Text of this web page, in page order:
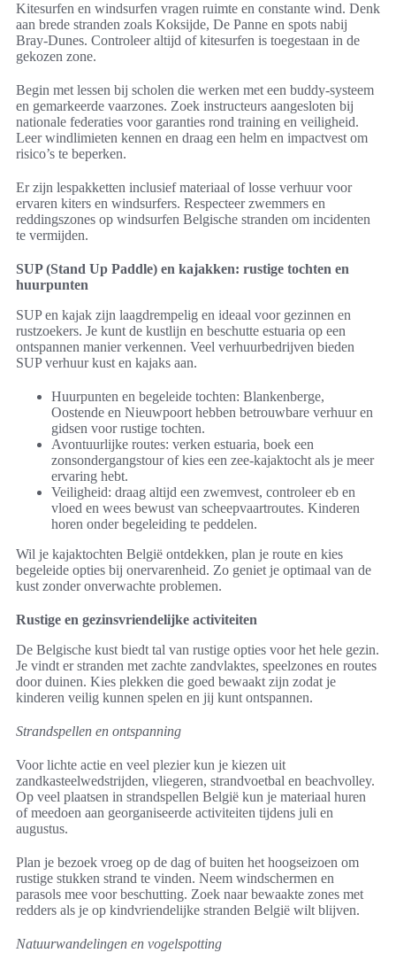
Kitesurfen en windsurfen vragen ruimte en constante wind. Denk
aan brede stranden zoals Koksijde, De Panne en spots nabij
Bray-Dunes. Controleer altijd of kitesurfen is toegestaan in de
gekozen zone.
Begin met lessen bij scholen die werken met een buddy-systeem
en gemarkeerde vaarzones. Zoek instructeurs aangesloten bij
nationale federaties voor garanties rond training en veiligheid.
Leer windlimieten kennen en draag een helm en impactvest om
risico’s te beperken.
Er zijn lespakketten inclusief materiaal of losse verhuur voor
ervaren kiters en windsurfers. Respecteer zwemmers en
reddingszones op windsurfen Belgische stranden om incidenten
te vermijden.
SUP (Stand Up Paddle) en kajakken: rustige tochten en
huurpunten
SUP en kajak zijn laagdrempelig en ideaal voor gezinnen en
rustzoekers. Je kunt de kustlijn en beschutte estuaria op een
ontspannen manier verkennen. Veel verhuurbedrijven bieden
SUP verhuur kust en kajaks aan.
Huurpunten en begeleide tochten: Blankenberge,
Oostende en Nieuwpoort hebben betrouwbare verhuur en
gidsen voor rustige tochten.
Avontuurlijke routes: verken estuaria, boek een
zonsondergangstour of kies een zee-kajaktocht als je meer
ervaring hebt.
Veiligheid: draag altijd een zwemvest, controleer eb en
vloed en wees bewust van scheepvaartroutes. Kinderen
horen onder begeleiding te peddelen.
Wil je kajaktochten België ontdekken, plan je route en kies
begeleide opties bij onervarenheid. Zo geniet je optimaal van de
kust zonder onverwachte problemen.
Rustige en gezinsvriendelijke activiteiten
De Belgische kust biedt tal van rustige opties voor het hele gezin.
Je vindt er stranden met zachte zandvlaktes, speelzones en routes
door duinen. Kies plekken die goed bewaakt zijn zodat je
kinderen veilig kunnen spelen en jij kunt ontspannen.
Strandspellen en ontspanning
Voor lichte actie en veel plezier kun je kiezen uit
zandkasteelwedstrijden, vliegeren, strandvoetbal en beachvolley.
Op veel plaatsen in strandspellen België kun je materiaal huren
of meedoen aan georganiseerde activiteiten tijdens juli en
augustus.
Plan je bezoek vroeg op de dag of buiten het hoogseizoen om
rustige stukken strand te vinden. Neem windschermen en
parasols mee voor beschutting. Zoek naar bewaakte zones met
redders als je op kindvriendelijke stranden België wilt blijven.
Natuurwandelingen en vogelspotting